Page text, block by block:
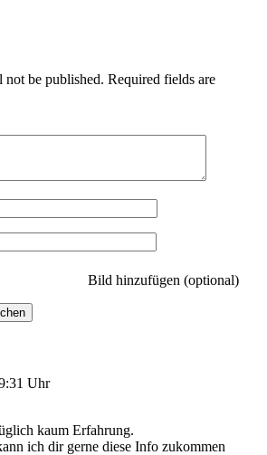
not be published. Required fields are
Bild hinzufügen (optional)
Uhr
kaum Erfahrung.
ich dir gerne diese Info zukommen